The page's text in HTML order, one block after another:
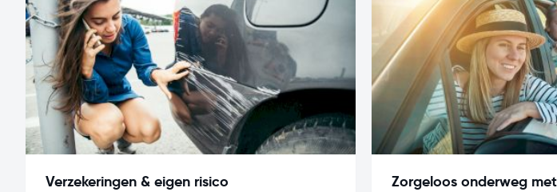
Verzekeringen & eigen risico
Zorgeloos onderweg